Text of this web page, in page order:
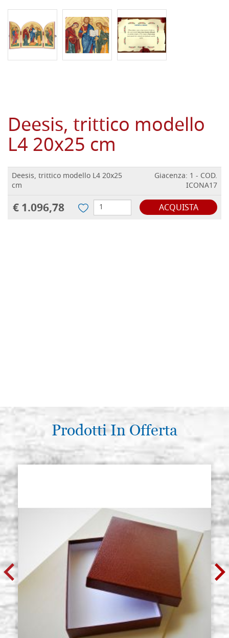
Deesis, trittico modello
L4 20x25 cm
Deesis, trittico modello L4 20x25
cm
Giacenza: 1 - COD.
ICONA17
€ 1.096,78 ACQUISTA
Prodotti In Offerta